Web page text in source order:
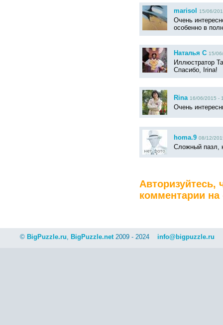
marisol 15/06/
Очень
особенно в
Наталья С 15/
Иллюстратор
Спасибо, Irina!
Rina 16/06/2015 -
Очень
homa.9 08/12/
Сложный пазл,
Авторизуйтесь,
комментарии на
© BigPuzzle.ru, BigPuzzle.net2009 - 2024 info@bigpuzzle.ru